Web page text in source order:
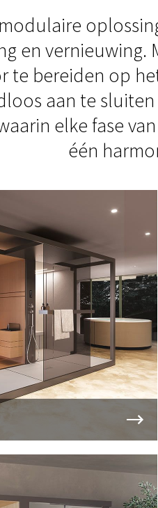
en vernieuwing.
te bereiden op
aan te
elke fase
één